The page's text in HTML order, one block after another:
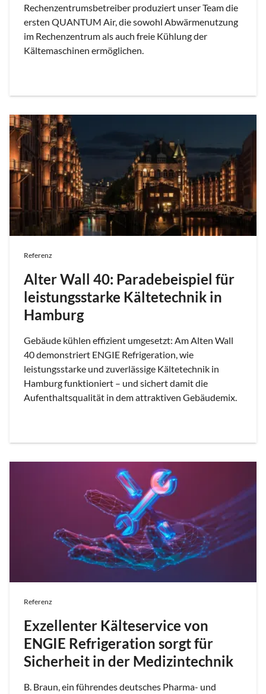
Rechenzentrumsbetreiber produziert unser Team die
ersten QUANTUM Air, die sowohl Abwärmenutzung
im Rechenzentrum als auch freie Kühlung der
Kältemaschinen ermöglichen.
Referenz
Alter Wall 40: Paradebeispiel für
leistungsstarke Kältetechnik in
Hamburg
Gebäude kühlen effizient umgesetzt: Am Alten Wall
40 demonstriert ENGIE Refrigeration, wie
leistungsstarke und zuverlässige Kältetechnik in
Hamburg funktioniert – und sichert damit die
Aufenthaltsqualität in dem attraktiven Gebäudemix.
Referenz
Exzellenter Kälteservice von
ENGIE Refrigeration sorgt für
Sicherheit in der Medizintechnik
B. Braun, ein führendes deutsches Pharma- und